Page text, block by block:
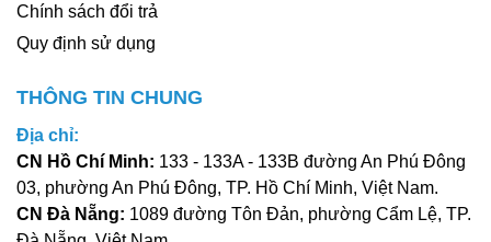
Các món ăn ngon từ nấm đùi gà baby
Nấm đùi gà baby có thể chế biến thành nhiều món ăn
Chính sách đổi trả
Quy định sử dụng
THÔNG TIN CHUNG
Địa chỉ:
CN Hồ Chí Minh: 133 - 133A - 133B đường An Phú Đông
03, phường An Phú Đông, TP. Hồ Chí Minh, Việt Nam.
CN Đà Nẵng: 1089 đường Tôn Đản, phường Cẩm Lệ, TP.